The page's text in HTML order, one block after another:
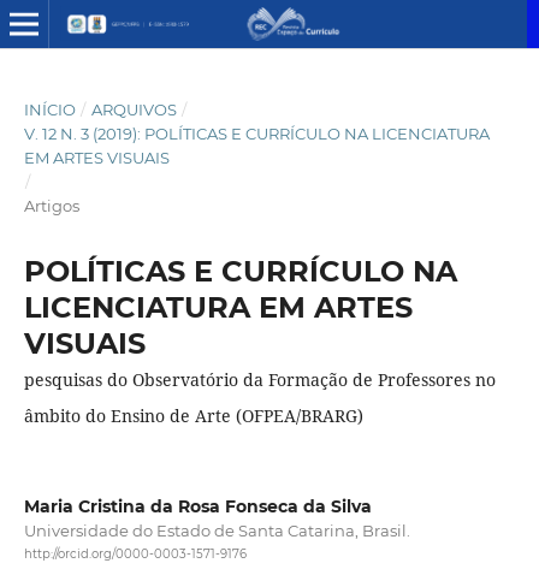
INÍCIO / ARQUIVOS /
V. 12 N. 3 (2019): POLÍTICAS E CURRÍCULO NA LICENCIATURA
EM ARTES VISUAIS
/
Artigos
POLÍTICAS E CURRÍCULO NA
LICENCIATURA EM ARTES
VISUAIS
pesquisas do Observatório da Formação de Professores no
âmbito do Ensino de Arte (OFPEA/BRARG)
Maria Cristina da Rosa Fonseca da Silva
Universidade do Estado de Santa Catarina, Brasil.
http://orcid.org/0000-0003-1571-9176